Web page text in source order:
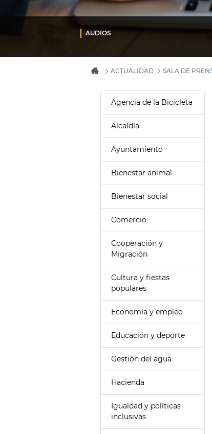
AUDIOS
ACTUALIDAD SALA DE
Agencia de la Bicicleta
Alcaldía
Ayuntamiento
Bienestar animal
Bienestar social
Comercio
Cooperación y
Migración
Cultura y fiestas
populares
Economía y empleo
Educación y deporte
Gestión del agua
Hacienda
Igualdad y políticas
inclusivas